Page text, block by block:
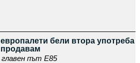
европалети бели втора употреба
продавам
главен път Е85